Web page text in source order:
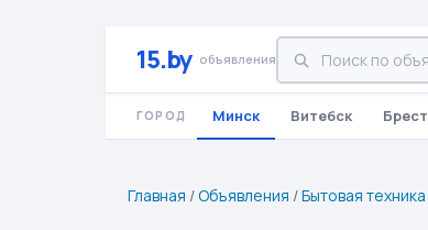
15.by объявления
ГОРОД Минск Витебск Брест
Главная /Объявления /Бытовая техника